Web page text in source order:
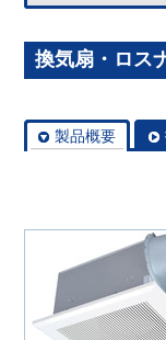
換気扇・ロス
製品概要